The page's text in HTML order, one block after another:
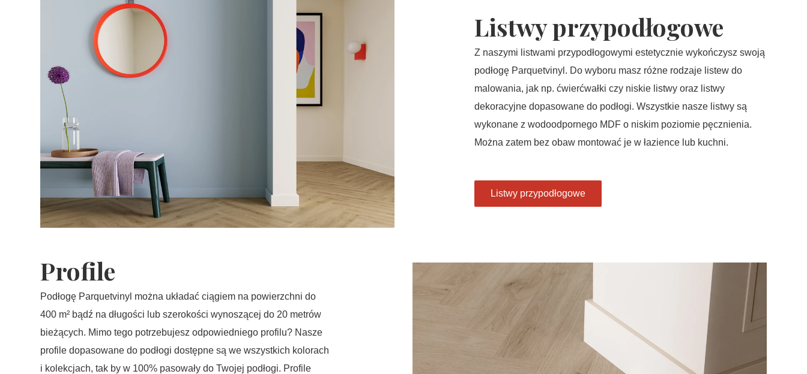
Listwy przypodłogowe
Z naszymi listwami przypodłogowymi estetycznie wykończysz swoją
podłogę Parquetvinyl. Do wyboru masz różne rodzaje listew do
malowania, jak np. ćwierćwałki czy niskie listwy oraz listwy
dekoracyjne dopasowane do podłogi. Wszystkie nasze listwy są
wykonane z wodoodpornego MDF o niskim poziomie pęcznienia.
Można zatem bez obaw montować je w łazience lub kuchni.
Listwy przypodłogowe
Profile
Podłogę Parquetvinyl można układać ciągiem na powierzchni do
400 m² bądź na długości lub szerokości wynoszącej do 20 metrów
bieżących. Mimo tego potrzebujesz odpowiedniego profilu? Nasze
profile dopasowane do podłogi dostępne są we wszystkich kolorach
i kolekcjach, tak by w 100% pasowały do Twojej podłogi. Profile